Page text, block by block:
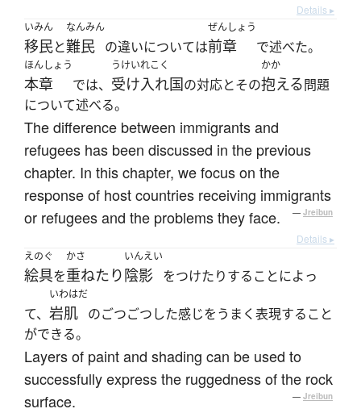
Details ▸
いみん
移民と
なんみん
難民 の違いについては
ぜんしょう
前章 で述べた。
ほんしょう
本章 では、
うけいれこく
受け入れ国の対応とその
かか
抱える問題
について述べる。
The difference between immigrants and
refugees has been discussed in the previous
chapter. In this chapter, we focus on the
response of host countries receiving immigrants
or refugees and the problems they face.
— Jreibun
Details ▸
えのぐ
絵具を
かさ
重ねたり
いんえい
陰影 をつけたりすることによっ
て、
いわはだ
岩肌 のごつごつした感じをうまく表現すること
ができる。
Layers of paint and shading can be used to
successfully express the ruggedness of the rock
surface.
— Jreibun